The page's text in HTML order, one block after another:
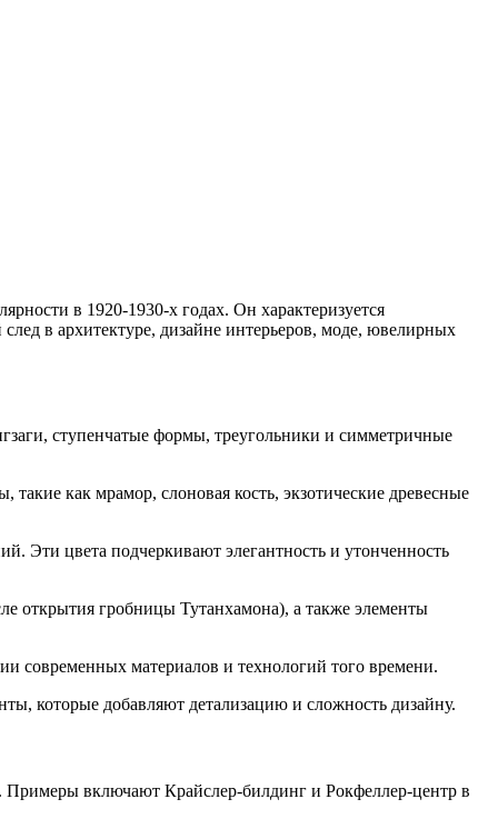
в 1920-1930-х годах. Он характеризуется
в архитектуре, дизайне интерьеров, моде, ювелирных
ступенчатые формы, треугольники и симметричные
как мрамор, слоновая кость, экзотические древесные
Эти цвета подчеркивают элегантность и утонченность
открытия гробницы Тутанхамона), а также элементы
современных материалов и технологий того времени.
которые добавляют детализацию и сложность дизайну.
Примеры включают Крайслер-билдинг и Рокфеллер-центр в